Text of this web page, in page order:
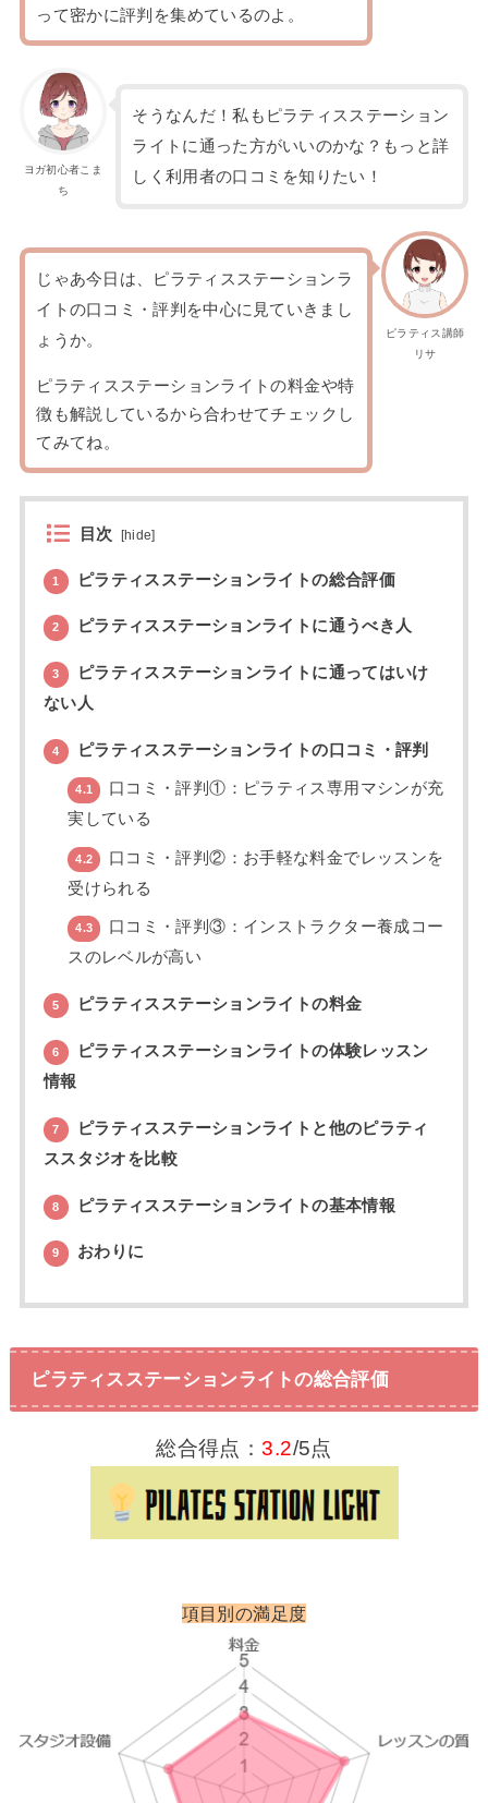
って密かに評判を集めているのよ。
ヨガ初心者こま
ち
そうなんだ！私もピラティスステーション
ライトに通った方がいいのかな？もっと詳
しく利用者の口コミを知りたい！
ピラティス講師
リサ
じゃあ今日は、ピラティスステーションラ
イトの口コミ・評判を中心に見ていきまし
ょうか。
ピラティスステーションライトの料金や特
徴も解説しているから合わせてチェックし
てみてね。
目次 [hide]
1 ピラティスステーションライトの総合評価
2 ピラティスステーションライトに通うべき人
3
ピラティスステーションライトに通ってはいけ
ない人
4 ピラティスステーションライトの口コミ・評判
4.1
口コミ・評判①：ピラティス専用マシンが充
実している
4.2
口コミ・評判②：お手軽な料金でレッスンを
受けられる
4.3
口コミ・評判③：インストラクター養成コー
スのレベルが高い
5 ピラティスステーションライトの料金
6
ピラティスステーションライトの体験レッスン
情報
7
ピラティスステーションライトと他のピラティ
ススタジオを比較
8 ピラティスステーションライトの基本情報
9 おわりに
ピラティスステーションライトの総合評価
総合得点：3.2/5点
項目別の満足度